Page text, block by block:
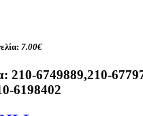
7.00€
210-6749889,210-
6198402